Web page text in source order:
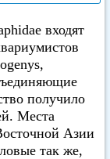
входят
получило
Места
Азии
так же,